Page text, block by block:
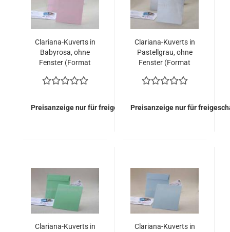
Clariana-Kuverts in
Babyrosa, ohne
Fenster (Format
Preisanzeige nur für freigeschaltete Kunden
Clariana-Kuverts in
Pastellgrau, ohne
Fenster (Format
Preisanzeige nur für
Clariana-Kuverts in
Clariana-Kuverts in